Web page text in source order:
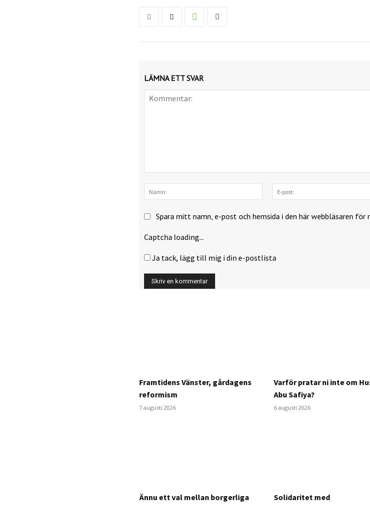
LÄMNA ETT SVAR
Namn:
Spara mitt namn, e-post och hemsida i den här webbläsaren för
Captcha loading...
Ja tack, lägg till mig i din e-postlista
Framtidens Vänster, gårdagens
reformism
7 augusti 2026
Varför pratar ni inte om
Abu Safiya?
6 augusti 2026
Ännu ett val mellan borgerliga
Solidaritet med